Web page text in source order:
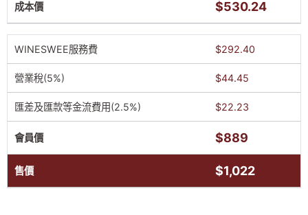
成本價 $530.24
WINESWEE服務費 $292.40
營業稅(5%) $44.45
匯差及匯款等金流費用(2.5%) $22.23
會員價 $889
售價 $1,022